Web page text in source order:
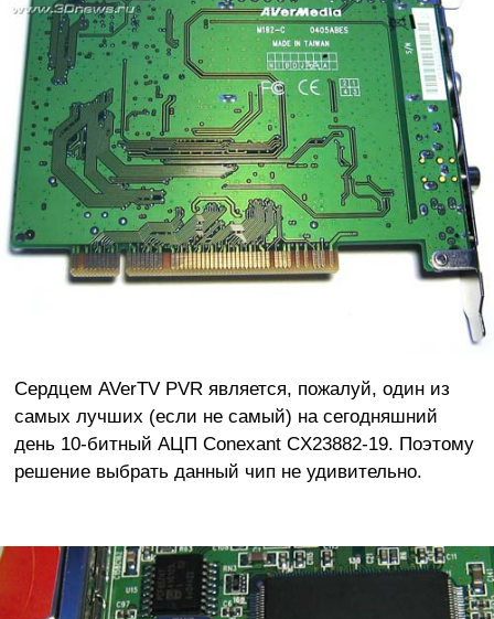
Сердцем AVerTV PVR является, пожалуй, один из
самых лучших (если не самый) на сегодняшний
день 10-битный АЦП Conexant CX23882-19. Поэтому
решение выбрать данный чип не удивительно.